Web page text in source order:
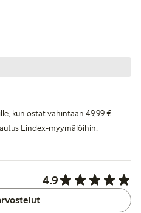
kun ostat vähintään 49,99 €.
Lindex-myymälöihin.
4.9